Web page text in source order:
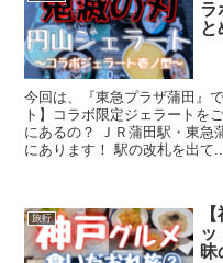
ラ
と
今回は、『東急プラザ蒲田』
ト】コラボ限定ジェラー
にあるの？ ＪＲ蒲田駅・東急
にあります！ 駅の改札を出て
旅行
ッ